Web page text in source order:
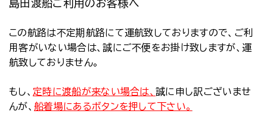
島田渡船ご利用のお客様へ
この航路は不定期航路にて運航致しておりますので、ご利
用客がいない場合は、誠にご不便をお掛け致しますが、運
航致しておりません。
もし、 定時に渡船が来ない場合は、誠に申し訳ございませ
んが、 船着場にあるボタンを押して下さい。